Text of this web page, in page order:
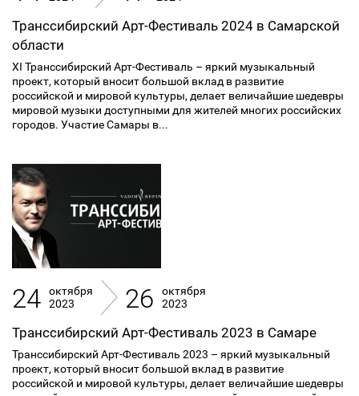
Транссибирский Арт-Фестиваль 2024 в Самарской
области
XI Транссибирский Арт-Фестиваль – яркий музыкальный
проект, который вносит большой вклад в развитие
российской и мировой культуры, делает величайшие шедевры
мировой музыки доступными для жителей многих российских
городов. Участие Самары в...
24
октября
2023
26
октября
2023
Транссибирский Арт-Фестиваль 2023 в Самаре
Транссибирский Арт-Фестиваль 2023 – яркий музыкальный
проект, который вносит большой вклад в развитие
российской и мировой культуры, делает величайшие шедевры